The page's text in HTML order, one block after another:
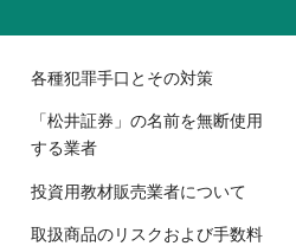
各種犯罪手口とその対策
「松井証券」の名前を無断使用
する業者
投資用教材販売業者について
取扱商品のリスクおよび手数料